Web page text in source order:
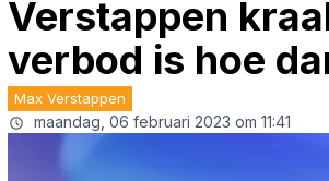
Verstappen
verbod is hoe
Max Verstappen
maandag, 06 februari 2023 om 11:41